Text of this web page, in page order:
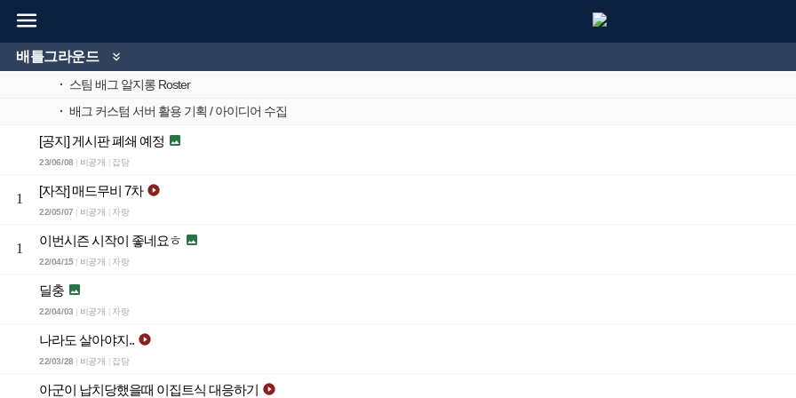

배틀그라운드

· 스팀 배그 알지롱 Roster
· 배그 커스텀 서버 활용 기획 / 아이디어 수집
[공지] 게시판 폐쇄 예정 
23/06/08 비공개 잡담
1
[자작] 매드무비 7차 
22/05/07 비공개 자랑
1
이번시즌 시작이 좋네요ㅎ 
22/04/15| 비공개 자랑
딜충 
22/04/03 비공개 자랑
나라도 살아야지.. 
22/03/28 비공개 잡담
아군이 납치당했을때 이집트식 대응하기 